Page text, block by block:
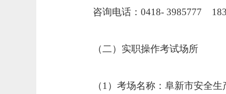
咨询电话：0418- 3985777
（二）实职操作考试场所
（1 ）考场名称：阜新市安全生